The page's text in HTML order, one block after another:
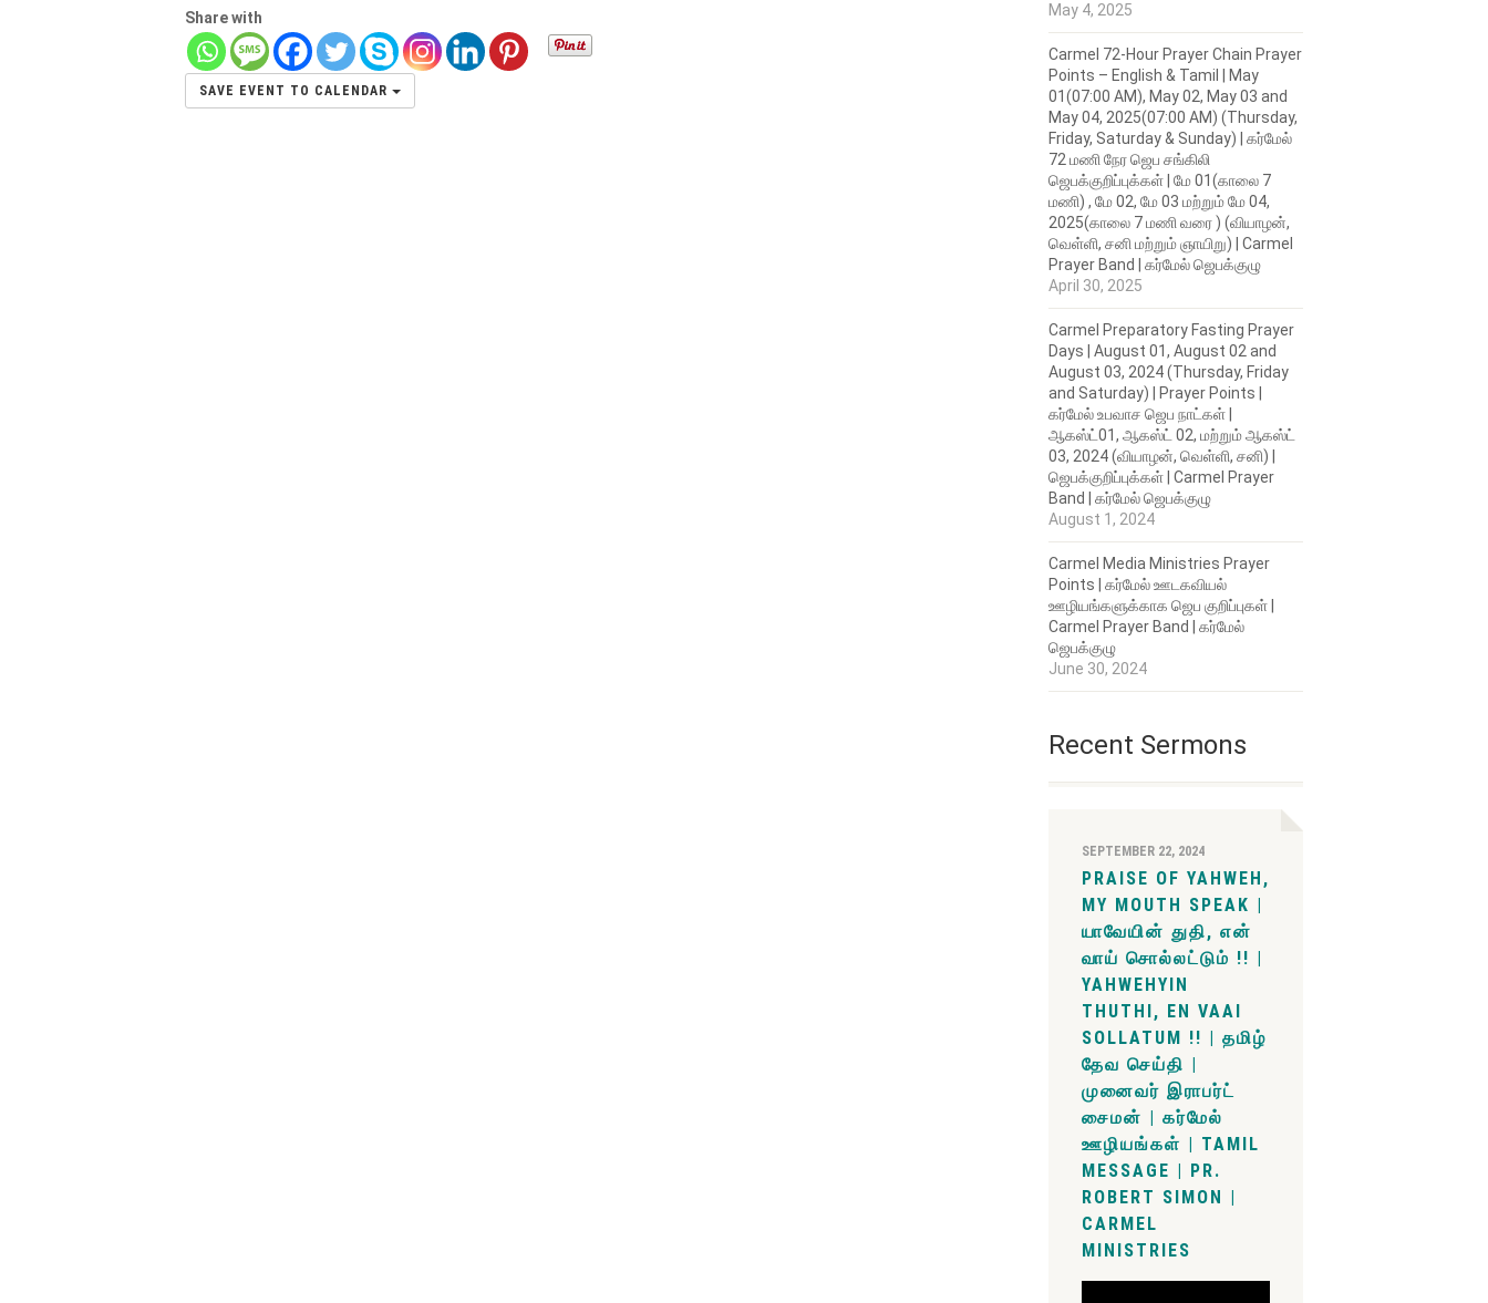
Share with
SAVE EVENT TO CALENDAR
May 4, 2025
Carmel 72-Hour Prayer Chain Prayer
Points – English & Tamil | May
01(07:00 AM), May 02, May 03 and
May 04, 2025(07:00 AM) (Thursday,
Friday, Saturday & Sunday) | கர்மேல்
72 மணி நேர ஜெப சங்கிலி
ஜெபக்குறிப்புக்கள் | மே 01(காலை 7
மணி) , மே 02, மே 03 மற்றும் மே 04,
2025(காலை 7 மணி வரை ) (வியாழன்,
வெள்ளி, சனி மற்றும் ஞாயிறு) | Carmel
Prayer Band | கர்மேல் ஜெபக்குழு
April 30, 2025
Carmel Preparatory Fasting Prayer
Days | August 01, August 02 and
August 03, 2024 (Thursday, Friday
and Saturday) | Prayer Points |
கர்மேல் உபவாச ஜெப நாட்கள் |
ஆகஸ்ட்01, ஆகஸ்ட் 02, மற்றும் ஆகஸ்ட்
03, 2024 (வியாழன், வெள்ளி, சனி) |
ஜெபக்குறிப்புக்கள் | Carmel Prayer
Band | கர்மேல் ஜெபக்குழு
August 1, 2024
Carmel Media Ministries Prayer
Points | கர்மேல் ஊடகவியல்
ஊழியங்களுக்காக ஜெப குறிப்புகள் |
Carmel Prayer Band | கர்மேல்
ஜெபக்குழு
June 30, 2024
Recent Sermons
SEPTEMBER 22, 2024
PRAISE OF YAHWEH,
MY MOUTH SPEAK |
யாவேயின் துதி, என்
வாய் சொல்லட்டும் !! |
YAHWEHYIN
THUTHI, EN VAAI
SOLLATUM !! | தமிழ்
தேவ செய்தி |
முனைவர் இராபர்ட்
சைமன் | கர்மேல்
ஊழியங்கள் | TAMIL
MESSAGE | PR.
ROBERT SIMON |
CARMEL
MINISTRIES